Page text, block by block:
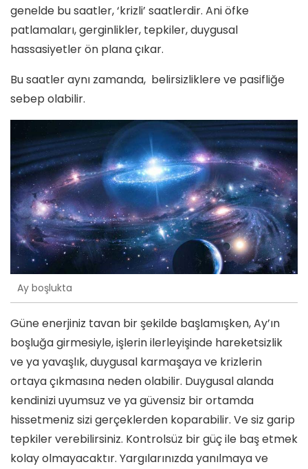
genelde bu saatler, ‘krizli’ saatlerdir. Ani öfke
patlamaları, gerginlikler, tepkiler, duygusal
hassasiyetler ön plana çıkar.
Bu saatler aynı zamanda, belirsizliklere ve pasifliğe
sebep olabilir.
Ay boşlukta
Güne enerjiniz tavan bir şekilde başlamışken, Ay’ın
boşluğa girmesiyle, işlerin ilerleyişinde hareketsizlik
ve ya yavaşlık, duygusal karmaşaya ve krizlerin
ortaya çıkmasına neden olabilir. Duygusal alanda
kendinizi uyumsuz ve ya güvensiz bir ortamda
hissetmeniz sizi gerçeklerden koparabilir. Ve siz garip
tepkiler verebilirsiniz. Kontrolsüz bir güç ile baş etmek
kolay olmayacaktır. Yargılarınızda yanılmaya ve